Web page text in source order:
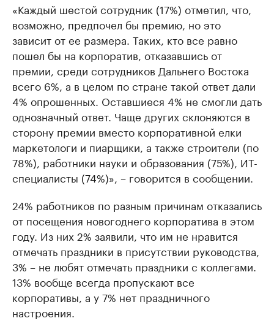
«Каждый шестой сотрудник (17%) отметил, что,
возможно, предпочел бы премию, но это
зависит от ее размера. Таких, кто все равно
пошел бы на корпоратив, отказавшись от
премии, среди сотрудников Дальнего Востока
всего 6%, а в целом по стране такой ответ дали
4% опрошенных. Оставшиеся 4% не смогли дать
однозначный ответ. Чаще других склоняются в
сторону премии вместо корпоративной елки
маркетологи и пиарщики, а также строители (по
78%), работники науки и образования (75%), ИТ-
специалисты (74%)», – говорится в сообщении.
24% работников по разным причинам отказались
от посещения новогоднего корпоратива в этом
году. Из них 2% заявили, что им не нравится
отмечать праздники в присутствии руководства,
3% – не любят отмечать праздники с коллегами.
13% вообще всегда пропускают все
корпоративы, а у 7% нет праздничного
настроения.